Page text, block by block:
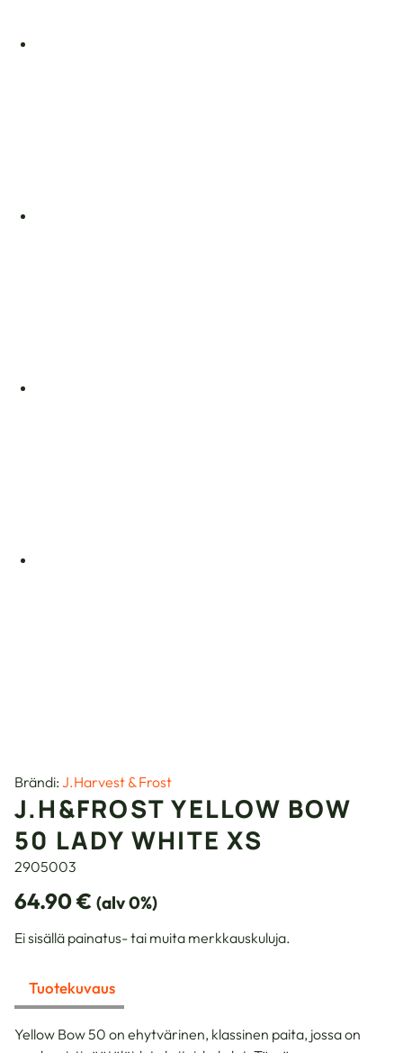
Brändi: J.Harvest & Frost
J.H&FROST YELLOW BOW
50 LADY WHITE XS
2905003
64.90€ (alv 0%)
Ei sisällä painatus- tai muita merkkauskuluja.
Tuotekuvaus
Yellow Bow 50 on ehytvärinen, klassinen paita, jossa on